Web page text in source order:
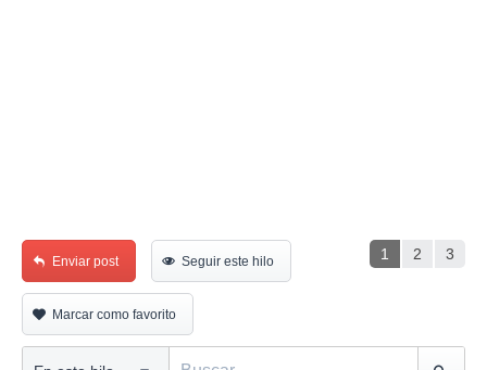
1 2 3
Enviar post Seguir este hilo
Marcar como favorito